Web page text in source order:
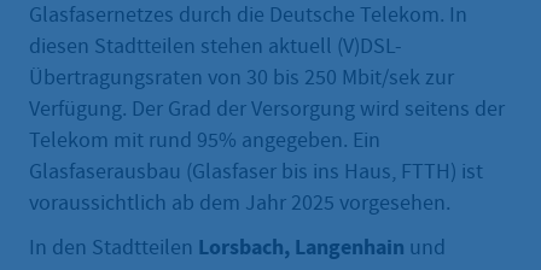
Glasfasernetzes durch die Deutsche Telekom. In
diesen Stadtteilen stehen aktuell (V)DSL-
Übertragungsraten von 30 bis 250 Mbit/sek zur
Verfügung. Der Grad der Versorgung wird seitens der
Telekom mit rund 95% angegeben. Ein
Glasfaserausbau (Glasfaser bis ins Haus, FTTH) ist
voraussichtlich ab dem Jahr 2025 vorgesehen.
In den Stadtteilen Lorsbach, Langenhain und